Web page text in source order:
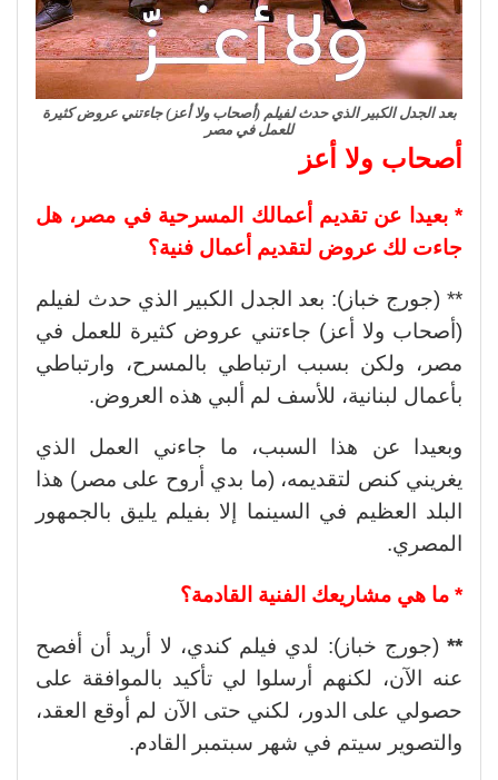
بعد الجدل الكبير الذي حدث لفيلم (أصحاب ولا أعز) جاءتني عروض كثيرة
للعمل في مصر
أصحاب ولا أعز
* بعيدا عن تقديم أعمالك المسرحية في مصر، هل
جاءت لك عروض لتقديم أعمال فنية؟
** (جورج خباز): بعد الجدل الكبير الذي حدث لفيلم
(أصحاب ولا أعز) جاءتني عروض كثيرة للعمل في
مصر، ولكن بسبب ارتباطي بالمسرح، وارتباطي
بأعمال لبنانية، للأسف لم ألبي هذه العروض.
وبعيدا عن هذا السبب، ما جاءني العمل الذي
يغريني كنص لتقديمه، (ما بدي أروح على مصر) هذا
البلد العظيم في السينما إلا بفيلم يليق بالجمهور
المصري.
* ما هي مشاريعك الفنية القادمة؟
**(جورج خباز): لدي فيلم كندي، لا أريد أن أفصح
عنه الآن، لكنهم أرسلوا لي تأكيد بالموافقة على
حصولي على الدور، لكني حتى الآن لم أوقع العقد،
والتصوير سيتم في شهر سبتمبر القادم.